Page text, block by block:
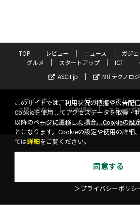
TOP レビュー ニュース ガジ
グルメ
スタートアップ ICT
ASCII.jp
MITテクノロ
サイトポリシー プライバシーポリシー
お問い合わせ
広告掲載 スタッフ募
©KADOKAWA ASCII Research
このサイトでは、利用状況の把握や広告配
Cookieを使用してアクセスデータを取得・
以降のページに遷移した場合、Cookieの設
とになります。Cookieの設定や使用の詳細
ては詳細 をご覧ください。
同意する
＞プライバシーポリシ